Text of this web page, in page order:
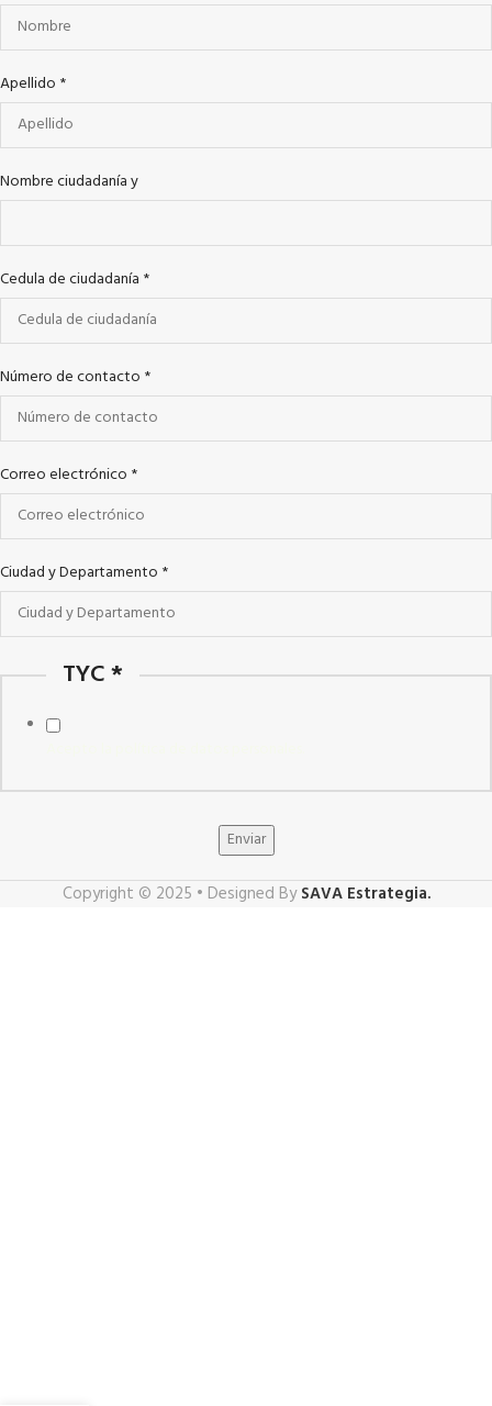
Apellido *
Nombre ciudadanía y
Cedula de ciudadanía *
Número de contacto *
Correo electrónico *
Ciudad y Departamento *
TYC*
Enviar
Copyright © 2025 • Designed BySAVA Estrategia.